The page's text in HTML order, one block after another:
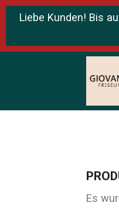
Liebe Kunden! Bis
Es